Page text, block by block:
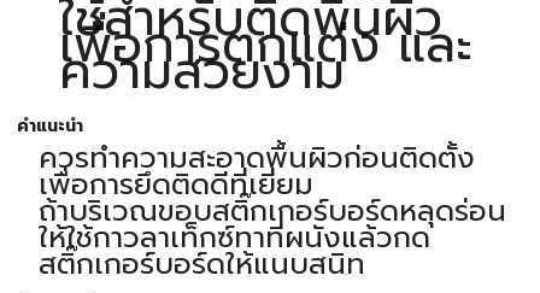
ใช้สำหรับติดพื้นผิว
เพื่อการตกแต่ง และ
ความสวยงาม
คำแนะนำ
ควรทำความสะอาดพื้นผิวก่อนติดตั้ง
เพื่อการยึดติดดีที่เยี่ยม
ถ้าบริเวณขอบสติ๊กเกอร์บอร์ดหลุดร่อน
ให้ใช้กาวลาเท็กซ์ทาที่ผนังแล้วกด
สติ๊กเกอร์บอร์ดให้แนบสนิท